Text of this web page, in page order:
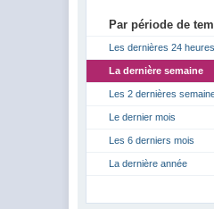
Par période de
Les dernières 24 heures
La dernière semaine
Les 2 dernières
Le dernier mois
Les 6 derniers mois
La dernière année